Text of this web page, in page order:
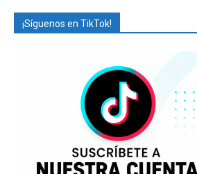
¡Síguenos en TikTok!